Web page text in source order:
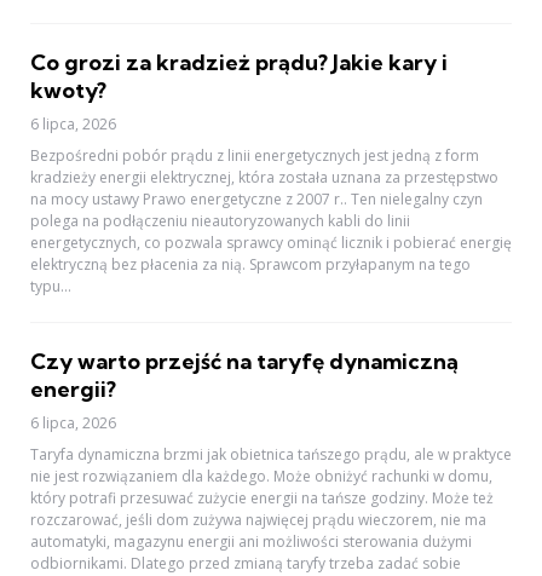
Co grozi za kradzież prądu? Jakie kary i
kwoty?
6 lipca, 2026
Bezpośredni pobór prądu z linii energetycznych jest jedną z form
kradzieży energii elektrycznej, która została uznana za przestępstwo
na mocy ustawy Prawo energetyczne z 2007 r.. Ten nielegalny czyn
polega na podłączeniu nieautoryzowanych kabli do linii
energetycznych, co pozwala sprawcy ominąć licznik i pobierać energię
elektryczną bez płacenia za nią. Sprawcom przyłapanym na tego
typu...
Czy warto przejść na taryfę dynamiczną
energii?
6 lipca, 2026
Taryfa dynamiczna brzmi jak obietnica tańszego prądu, ale w praktyce
nie jest rozwiązaniem dla każdego. Może obniżyć rachunki w domu,
który potrafi przesuwać zużycie energii na tańsze godziny. Może też
rozczarować, jeśli dom zużywa najwięcej prądu wieczorem, nie ma
automatyki, magazynu energii ani możliwości sterowania dużymi
odbiornikami. Dlatego przed zmianą taryfy trzeba zadać sobie